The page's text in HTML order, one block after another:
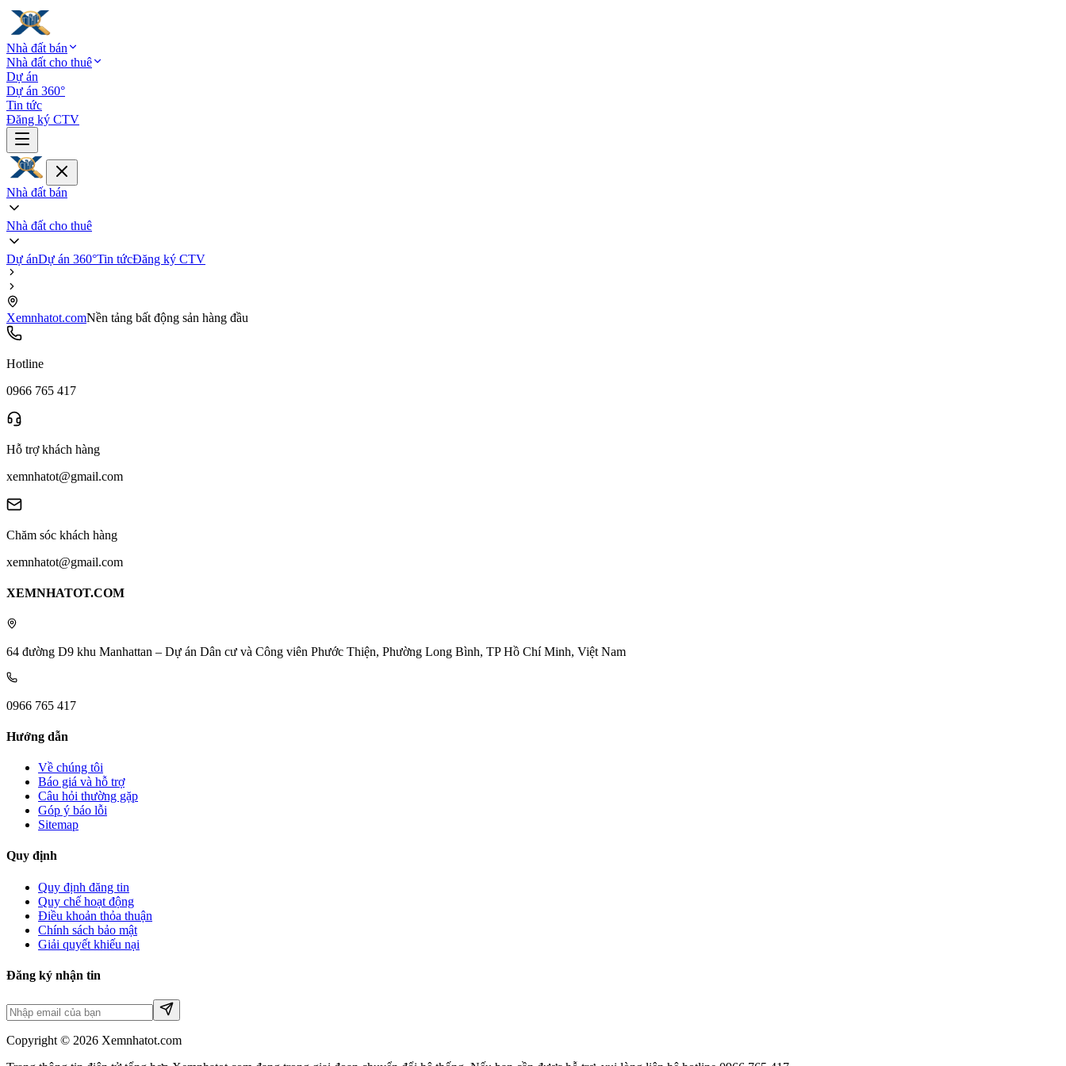
Nhà đất bán
Nhà đất cho thuê
Dự án
Dự án 360°
Tin tức
Đăng ký CTV
Nhà đất bán
Nhà đất cho thuê
Dự ánDự án 360°Tin tứcĐăng ký CTV
Xemnhatot.comNền tảng bất động sản hàng đầu
Hotline
0966 765 417
Hỗ trợ khách hàng
xemnhatot@gmail.com
Chăm sóc khách hàng
xemnhatot@gmail.com
XEMNHATOT.COM
64 đường D9 khu Manhattan – Dự án Dân cư và Công viên Phước Thiện, Phường Long Bình, TP Hồ Chí Minh, Việt Nam
0966 765 417
Hướng dẫn
Về chúng tôi
Báo giá và hỗ trợ
Câu hỏi thường gặp
Góp ý báo lỗi
Sitemap
Quy định
Quy định đăng tin
Quy chế hoạt động
Điều khoản thỏa thuận
Chính sách bảo mật
Giải quyết khiếu nại
Đăng ký nhận tin
Copyright © 2026 Xemnhatot.com